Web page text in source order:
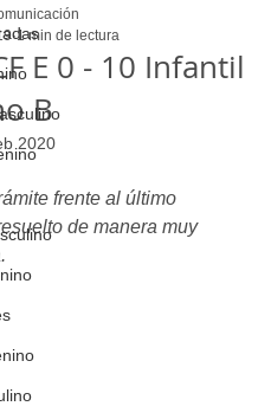
E 0 - 10 Infantil
B
1 min de lectura
2020
frente al último
de manera muy